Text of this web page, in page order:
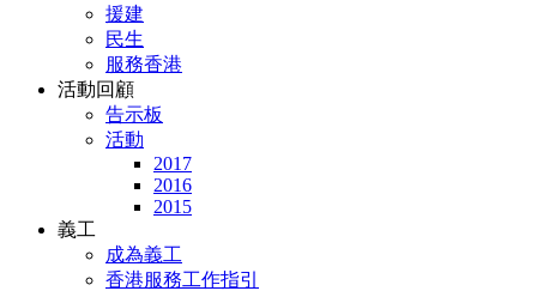
援建
民生
服務香港
活動回顧
告示板
活動
2017
2016
2015
義工
成為義工
香港服務工作指引